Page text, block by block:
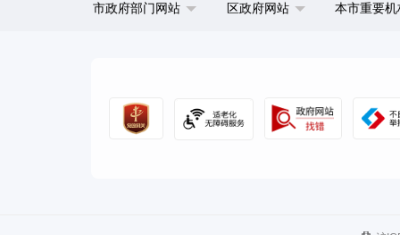
市政府部门网站 区政府网站 本市重要